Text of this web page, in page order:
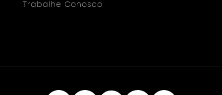
Trabalhe Conosco